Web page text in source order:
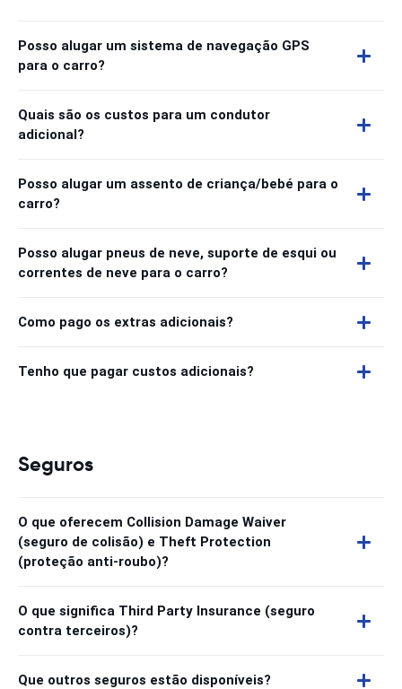
Posso alugar um sistema de navegação GPS
para o carro?
Quais são os custos para um condutor
adicional?
Posso alugar um assento de criança/bebé para o
carro?
Posso alugar pneus de neve, suporte de esqui ou
correntes de neve para o carro?
Como pago os extras adicionais?
Tenho que pagar custos adicionais?
Seguros
O que oferecem Collision Damage Waiver
(seguro de colisão) e Theft Protection
(proteção anti-roubo)?
O que significa Third Party Insurance (seguro
contra terceiros)?
Que outros seguros estão disponíveis?